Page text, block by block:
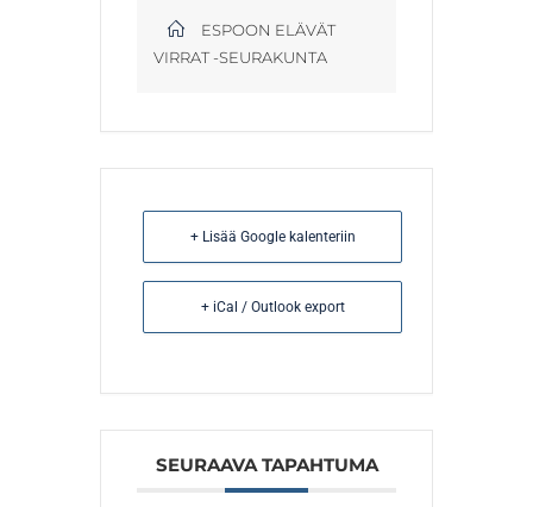
ESPOON ELÄVÄT
VIRRAT -SEURAKUNTA
+ Lisää Google kalenteriin
+ iCal / Outlook export
SEURAAVA TAPAHTUMA